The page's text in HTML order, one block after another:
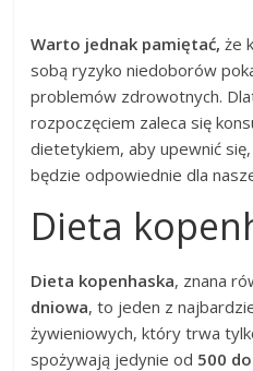
Warto jednak pamiętać, że
sobą ryzyko niedoborów
problemów zdrowotnych.
rozpoczęciem zaleca się
dietetykiem, aby upewnić
będzie odpowiednie dla
Dieta
Dieta kopenhaska, znana
dniowa, to jeden z
żywieniowych, który trwa
spożywają jedynie od 500